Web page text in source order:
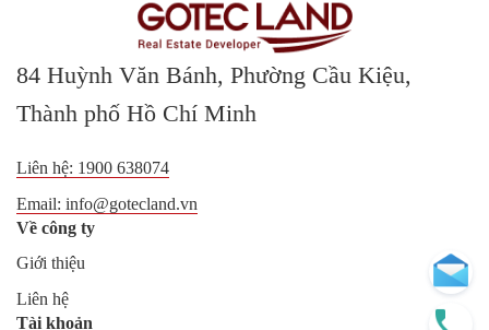
84 Huỳnh Văn Bánh, Phường Cầu Kiệu,
Thành phố Hồ Chí Minh
Liên hệ: 1900 638074
Email: info@gotecland.vn
Về công ty
Giới thiệu
Liên hệ
Tài khoản